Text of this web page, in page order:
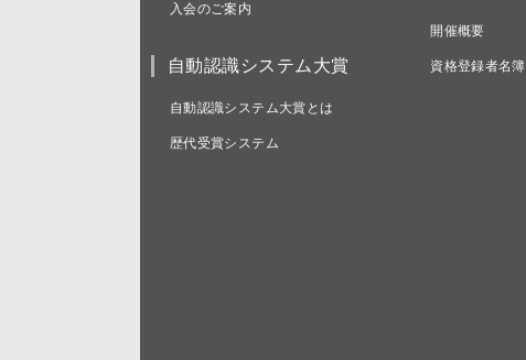
入会のご案内
自動認識システム大賞
自動認識システム大賞とは
歴代受賞システム
開催概要
資格登録者名簿